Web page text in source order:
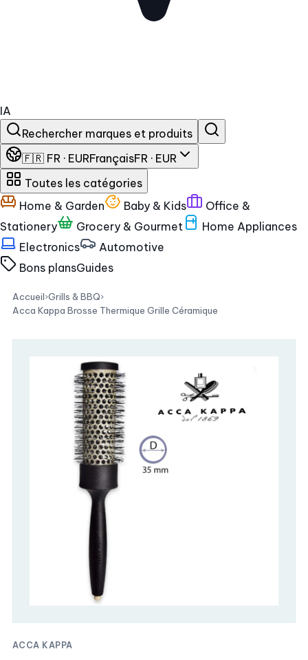
IA
Rechercher marques et produits
🇫🇷 FR · EURFrançaisFR · EUR
Toutes les catégories
Home & Garden
Baby & Kids
Office &
Stationery
Grocery & Gourmet
Home Appliances
Electronics
Automotive
Bons plansGuides
Accueil›Grills & BBQ›
Acca Kappa Brosse Thermique Grille Céramique
ACCA KAPPA